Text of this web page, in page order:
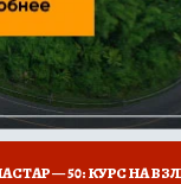
— 50: КУРС НА